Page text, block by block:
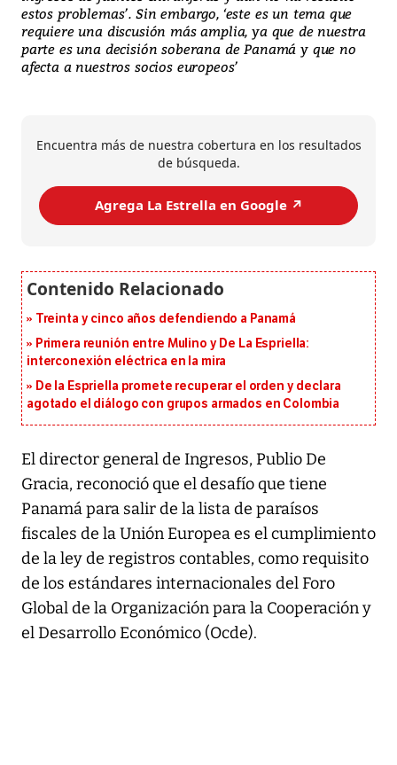
estos problemas’. Sin embargo, ‘este es un tema que
requiere una discusión más amplia, ya que de nuestra
parte es una decisión soberana de Panamá y que no
afecta a nuestros socios europeos’
Encuentra más de nuestra cobertura en los resultados
de búsqueda.
Agrega La Estrella en Google ↗️
Treinta y cinco años defendiendo a Panamá
Primera reunión entre Mulino y De La Espriella:
interconexión eléctrica en la mira
De la Espriella promete recuperar el orden y declara
agotado el diálogo con grupos armados en Colombia
El director general de Ingresos, Publio De
Gracia, reconoció que el desafío que tiene
Panamá para salir de la lista de paraísos
fiscales de la Unión Europea es el cumplimiento
de la ley de registros contables, como requisito
de los estándares internacionales del Foro
Global de la Organización para la Cooperación y
el Desarrollo Económico (Ocde).